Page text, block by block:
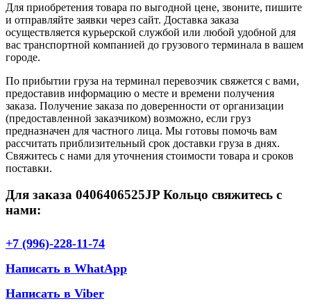
Для приобретения товара по выгодной цене, звоните, пишите
и отправляйте заявки через сайт. Доставка заказа
осуществляется курьерской службой или любой удобной для
вас транспортной компанией до грузового терминала в вашем
городе.
По прибытии груза на терминал перевозчик свяжется с вами,
предоставив информацию о месте и времени получения
заказа. Получение заказа по доверенности от организации
(предоставленной заказчиком) возможно, если груз
предназначен для частного лица. Мы готовы помочь вам
рассчитать приблизительный срок доставки груза в днях.
Свяжитесь с нами для уточнения стоимости товара и сроков
поставки.
Для заказа 0406406525JP Кольцо свяжитесь с
нами:
+7 (996)-228-11-74
Написать в WhatApp
Написать в Viber